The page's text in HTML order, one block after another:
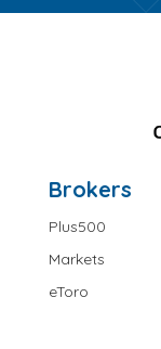
Brokers
Plus500
Markets
eToro